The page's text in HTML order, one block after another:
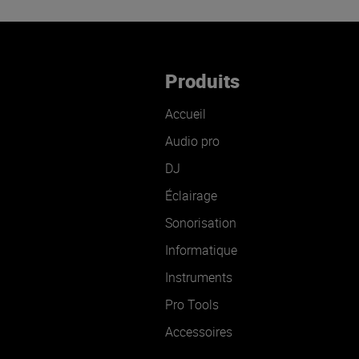
Produits
Accueil
Audio pro
DJ
Éclairage
Sonorisation
Informatique
Instruments
Pro Tools
Accessoires